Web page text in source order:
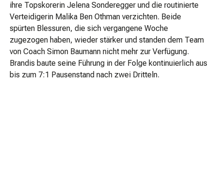
ihre Topskorerin Jelena Sonderegger und die routinierte
Verteidigerin Malika Ben Othman verzichten. Beide
spürten Blessuren, die sich vergangene Woche
zugezogen haben, wieder stärker und standen dem Team
von Coach Simon Baumann nicht mehr zur Verfügung.
Brandis baute seine Führung in der Folge kontinuierlich aus
bis zum 7:1 Pausenstand nach zwei Dritteln.